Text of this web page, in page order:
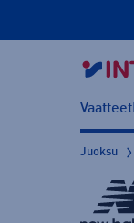
Vaatteet
Juoksu